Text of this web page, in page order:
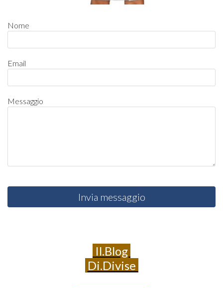
Nome
Email
Messaggio
Invia messaggio
Il.Blog
Di.Divise